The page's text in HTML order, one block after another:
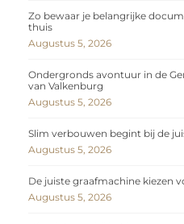
Zo bewaar je belangrijke
thuis
Augustus 5, 2026
Ondergronds avontuur in de
van Valkenburg
Augustus 5, 2026
Slim verbouwen begint bij de
Augustus 5, 2026
De juiste graafmachine kiezen
Augustus 5, 2026